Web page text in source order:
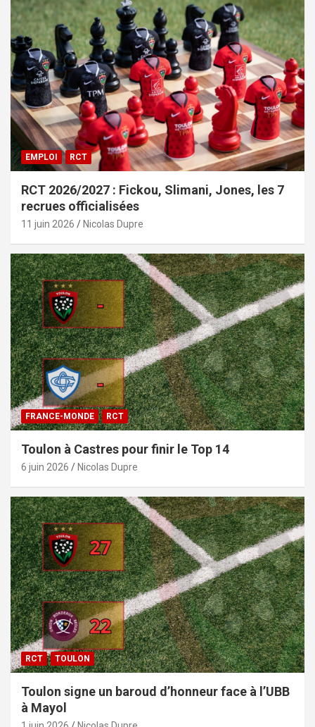
EMPLOI RCT
RCT 2026/2027 : Fickou, Slimani, Jones, les 7
recrues officialisées
11 juin 2026 Nicolas Dupre
FRANCE-MONDE RCT
Toulon à Castres pour finir le Top 14
6 juin 2026 Nicolas Dupre
RCT TOULON
Toulon signe un baroud d’honneur face à l’UBB
à Mayol